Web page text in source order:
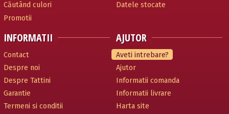
Căutând culori
Promotii
INFORMATII
Contact
Despre noi
Despre Tattini
Garantie
Termeni si conditii
Datele stocate
AJUTOR
Aveti intrebare?
Ajutor
Informatii comanda
Informatii livrare
Harta site